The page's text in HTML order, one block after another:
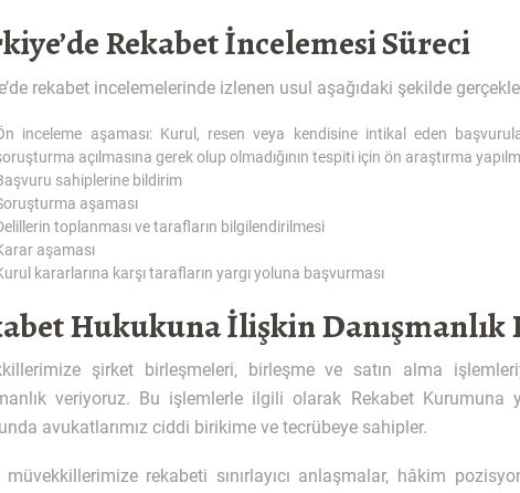
Rekabet İncelemesi Süreci
rekabet incelemelerinde izlenen usul aşağıdaki şekilde
inceleme aşaması: Kurul, resen veya kendisine intikal eden
açılmasına gerek olup olmadığının tespiti için ön araştırma
sahiplerine bildirim
aşaması
toplanması ve tarafların bilgilendirilmesi
aşaması
kararlarına karşı tarafların yargı yoluna başvurması
Hukukuna İlişkin
şirket birleşmeleri, birleşme ve satın alma
veriyoruz. Bu işlemlerle ilgili olarak Rekabet Kurumuna
avukatlarımız ciddi birikime ve tecrübeye sahipler.
müvekkillerimize rekabeti sınırlayıcı anlaşmalar, hâkim